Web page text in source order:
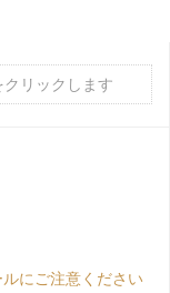
ルにご注意ください